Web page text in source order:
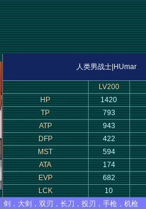
人类男战士|HUmar
LV200
HP
1420
TP
793
ATP
943
DFP
422
MST
594
ATA
174
EVP
682
LCK
10
剑，大剑，双刃，长刀，投刃，手枪，机枪